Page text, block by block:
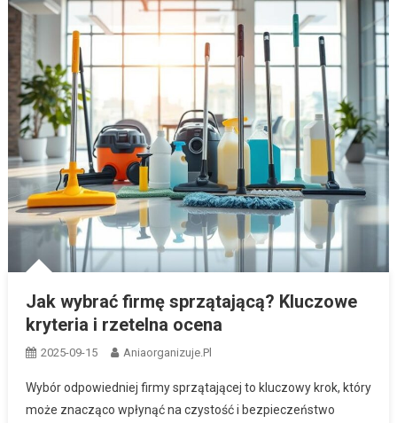
Jak wybrać firmę sprzątającą? Kluczowe
kryteria i rzetelna ocena
2025-09-15 Aniaorganizuje.pl
Wybór odpowiedniej firmy sprzątającej to kluczowy krok, który
może znacząco wpłynąć na czystość i bezpieczeństwo